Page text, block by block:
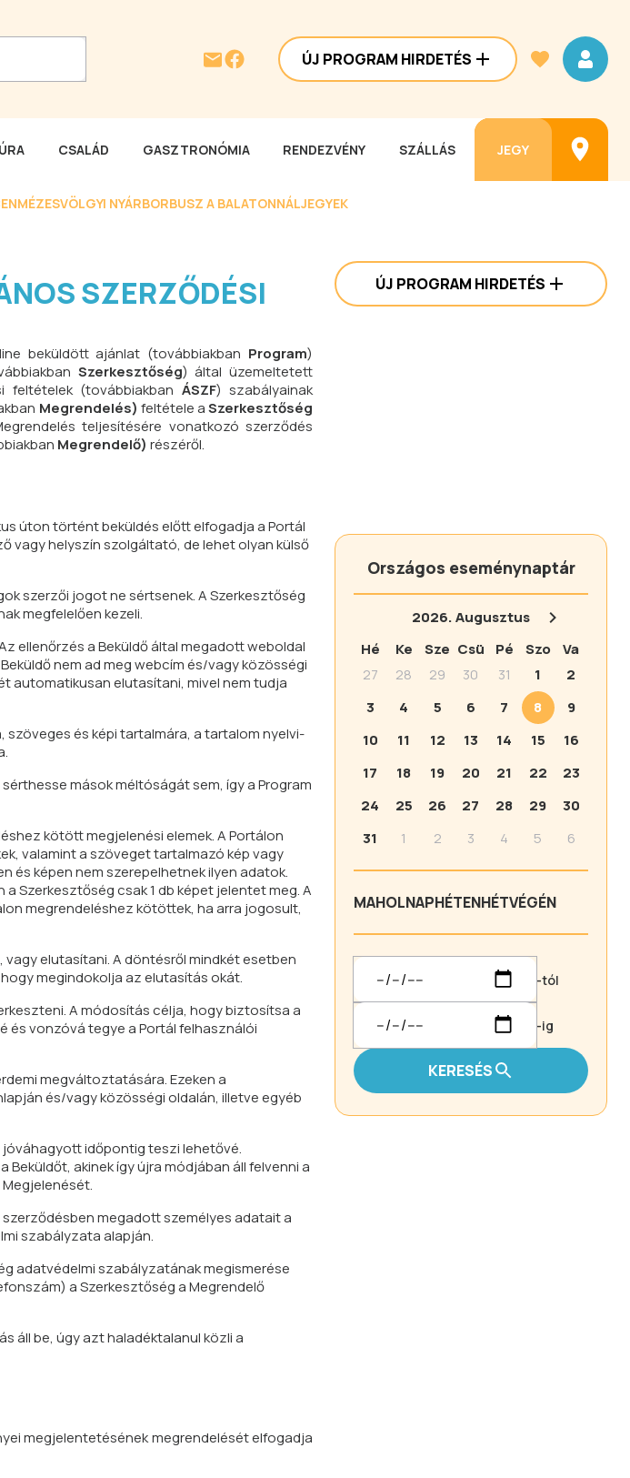
ÚJ PROGRAM HIRDETÉS
CSALÁD GASZTRONÓMIA RENDEZVÉNY SZÁLLÁS JEGY
MÉZESVÖLGYI NYÁRBORBUSZ A BALATONNÁLJEGYEK
SZERZŐDÉSI
beküldött ajánlat (továbbiakban Program)
Szerkesztőség) által üzemeltetett
feltételek (továbbiakban ÁSZF) szabályainak
Megrendelés) feltétele aSzerkesztőség
teljesítésére vonatkozó szerződés
Megrendelő) részéről.
úton történt beküldés előtt elfogadja a Portál
vagy helyszín szolgáltató, de lehet olyan külső
szerzői jogot ne sértsenek. A Szerkesztőség
megfelelően kezeli.
ellenőrzés a Beküldő által megadott weboldal
nem ad meg webcím és/vagy közösségi
automatikusan elutasítani, mivel nem tudja
szöveges és képi tartalmára, a tartalom nyelvi-
mások méltóságát sem, így a Program
kötött megjelenési elemek. A Portálon
valamint a szöveget tartalmazó kép vagy
és képen nem szerepelhetnek ilyen adatok.
Szerkesztőség csak 1 db képet jelentet meg. A
megrendeléshez kötöttek, ha arra jogosult,
elutasítani. A döntésről mindkét esetben
megindokolja az elutasítás okát.
A módosítás célja, hogy biztosítsa a
és vonzóvá tegye a Portál felhasználói
megváltoztatására. Ezeken a
és/vagy közösségi oldalán, illetve egyéb
jóváhagyott időpontig teszi lehetővé.
akinek így újra módjában áll felvenni a
megadott személyes adatait a
szabályzata alapján.
adatvédelmi szabályzatának megismerése
a Szerkesztőség a Megrendelő
áll be, úgy azt haladéktalanul közli a
megjelentetésének megrendelését elfogadja
ÚJ PROGRAM HIRDETÉS
Országos eseménynaptár
2026.Augusztus
Hé
Ke Sze Csü Pé Szo
Va
27
28 29 30 31 1
2
3
4 5 6 7 8
9
10
11 12 13 14 15
16
17
18 19 20 21 22
23
24
25 26 27 28 29
30
31
1 2 3 4 5 6
MAHOLNAPHÉTENHÉTVÉGÉN
-tól
-ig
KERESÉS